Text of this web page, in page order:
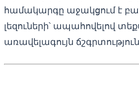
համակարգը աջակցում է
լեզուների՝ ապահովելով
առավելագույն